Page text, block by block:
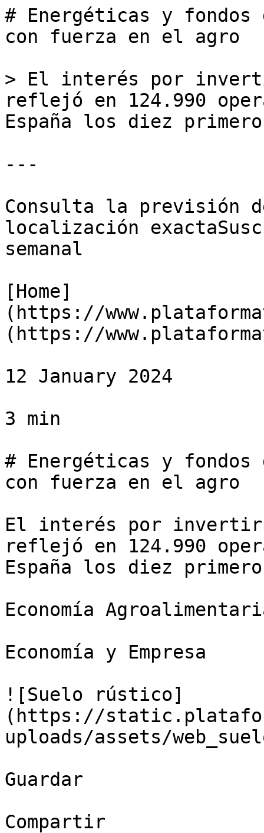
# Energéticas y
con fuerza en el agro
> El interés por
reflejó en 124.990
España los diez
---
Consulta la previsión
localización
semanal
[Home]
(https://
(https://
12 January 2024
3 min
# Energéticas y
con fuerza en el agro
El interés por
reflejó en 124.990
España los diez
Economía
Economía y Empresa
![Suelo rústico]
(https://
uploads/assets/
Guardar
Compartir